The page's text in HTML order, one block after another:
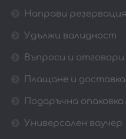
Направи резервация
Удължи валидност
Въпроси и отговори
Плащане и доставка
Подаръчна опаковка
Универсален ваучер